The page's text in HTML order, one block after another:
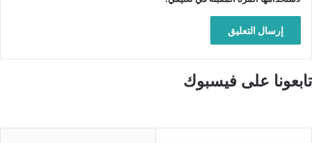
تابعونا على فيسبوك